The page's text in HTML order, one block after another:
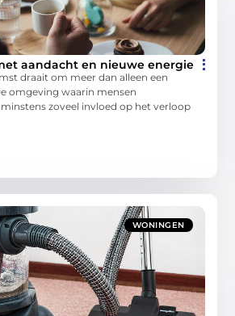
aandacht en nieuwe energie
draait om meer dan alleen een
omgeving waarin mensen
zoveel invloed op het verloop
WONINGEN